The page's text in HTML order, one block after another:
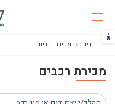
הכפתור משנה את צבעי הקונטרסט
בית מכירת רכבים
מכירת רכבים